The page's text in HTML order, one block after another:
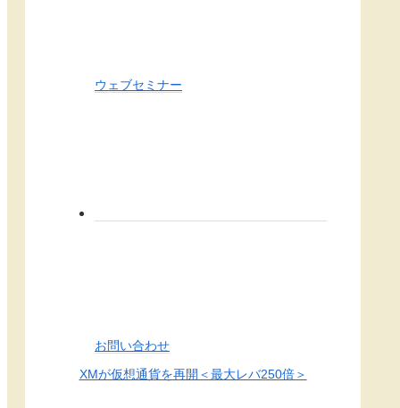
ウェブセミナー
お問い合わせ
XMが仮想通貨を再開＜最大レバ250倍＞